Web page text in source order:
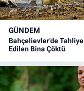
GÜNDEM
Bahçelievler’de Tahliye
Edilen Bina Çöktü